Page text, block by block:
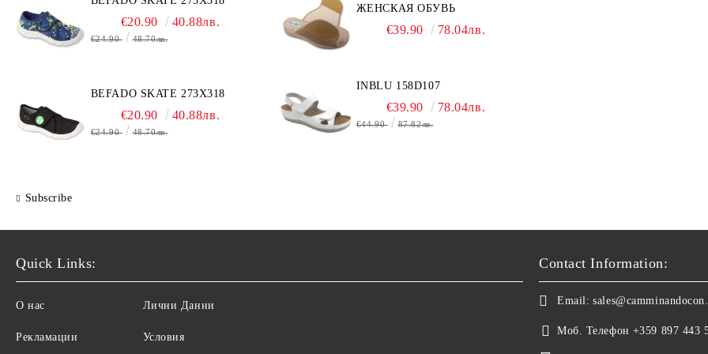
€20.90 40.88лв.
€24.90 48.70лв.
BEFADO SKATE 273X318
€20.90 40.88лв.
€24.90 48.70лв.
Subscribe
ЖЕНСКАЯ ОБУВЬ
€39.90 78.04лв.
INBLU 158D107
€39.90 78.04лв.
€44.90 87.82лв.
Quick Links:
О нас
Рекламации
Лични Данни
Условия
Contact Information:
Email:
Моб. Телефон +359 897 443